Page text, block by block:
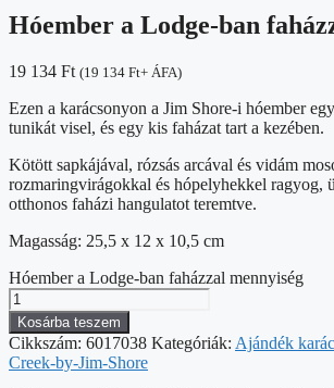
Hóember a Lodge-ban
19 134 Ft (19 134 Ft+ ÁFA)
Ezen a karácsonyon a Jim Shore-i hóember
tunikát visel, és egy kis faházat tart a kezében.
Kötött sapkájával, rózsás arcával és vidám
rozmaringvirágokkal és hópelyhekkel ragyog,
otthonos faházi hangulatot teremtve.
Magasság: 25,5 x 12 x 10,5 cm
Hóember a Lodge-ban faházzal mennyiség
Kosárba teszem
Cikkszám: 6017038 Kategóriák: Ajándék
Creek-by-Jim-Shore